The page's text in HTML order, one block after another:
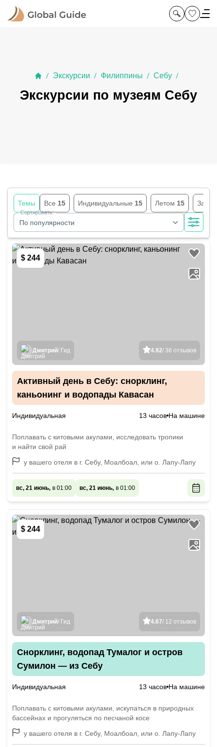
/ Экскурсии / Филиппины / Себу /
Экскурсии по музеям Себу
Темы Все 15 Индивидуальные 15 Летом 15 За
По популярности
Сортировать:
$ 244
4.92/ 36 отзывов
Дмитрий/ Гид
Активный день в Себу: снорклинг,
каньонинг и водопады Кавасан
Индивидуальная 13 часов На машине
Поплавать с китовыми акулами, исследовать тропики
и найти свой рай
у вашего отеля в г. Себу, Моалбоал, или о. Лапу-Лапу
вс, 21 июнь, в 01:00 вс, 21 июнь, в 01:00
$ 244
4.67/ 12 отзывов
Дмитрий/ Гид
Снорклинг, водопад Тумалог и остров
Сумилон — из Себу
Индивидуальная 13 часов На машине
Поплавать с китовыми акулами, искупаться в природных
бассейнах и прогуляться по песчаной косе
у вашего отеля в г. Себу, Моалбоал, или о. Лапу-Лапу